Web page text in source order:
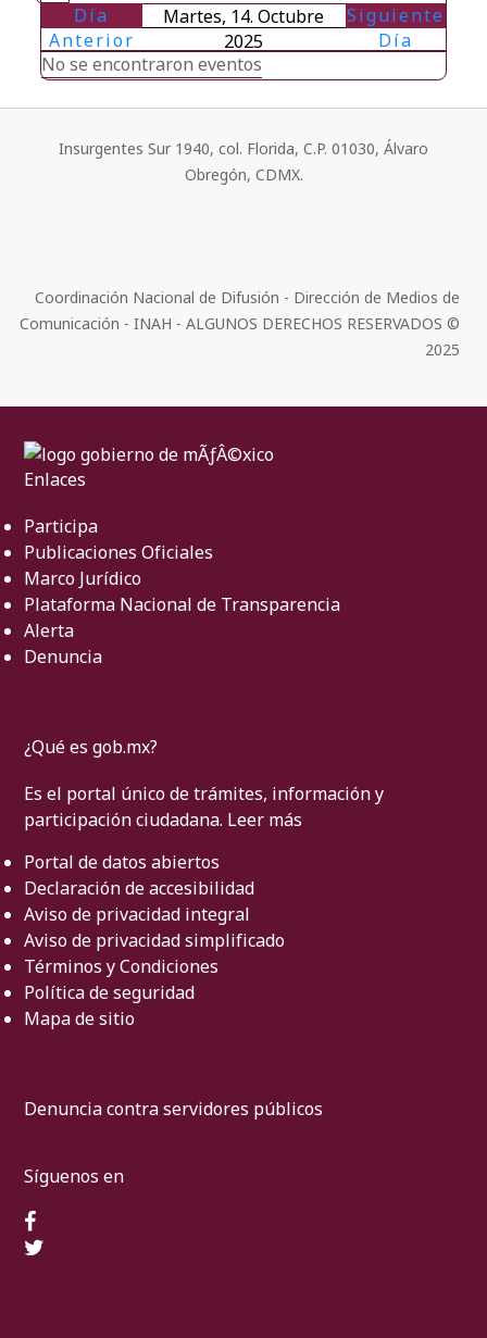
Día
Anterior
Martes, 14. Octubre
2025
Siguiente
Día
No se encontraron eventos
Insurgentes Sur 1940, col. Florida, C.P. 01030, Álvaro
Obregón, CDMX.
Coordinación Nacional de Difusión - Dirección de Medios de
Comunicación - INAH - ALGUNOS DERECHOS RESERVADOS ©
2025
Enlaces
Participa
Publicaciones Oficiales
Marco Jurídico
Plataforma Nacional de Transparencia
Alerta
Denuncia
¿Qué es gob.mx?
Es el portal único de trámites, información y
participación ciudadana. Leer más
Portal de datos abiertos
Declaración de accesibilidad
Aviso de privacidad integral
Aviso de privacidad simplificado
Términos y Condiciones
Política de seguridad
Mapa de sitio
Denuncia contra servidores públicos
Síguenos en